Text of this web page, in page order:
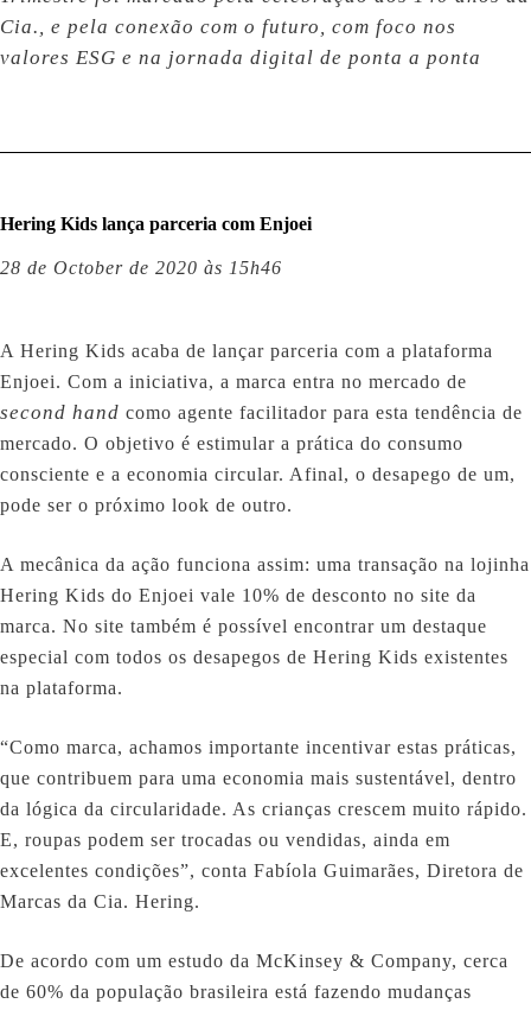
Cia., e pela conexão com o futuro, com foco nos
valores ESG e na jornada digital de ponta a ponta
Hering Kids lança parceria com Enjoei
28 de October de 2020 às 15h46
A Hering Kids acaba de lançar parceria com a plataforma
Enjoei. Com a iniciativa, a marca entra no mercado de
second hand como agente facilitador para esta tendência de
mercado. O objetivo é estimular a prática do consumo
consciente e a economia circular. Afinal, o desapego de um,
pode ser o próximo look de outro.
A mecânica da ação funciona assim: uma transação na lojinha
Hering Kids do Enjoei vale 10% de desconto no site da
marca. No site também é possível encontrar um destaque
especial com todos os desapegos de Hering Kids existentes
na plataforma.
“Como marca, achamos importante incentivar estas práticas,
que contribuem para uma economia mais sustentável, dentro
da lógica da circularidade. As crianças crescem muito rápido.
E, roupas podem ser trocadas ou vendidas, ainda em
excelentes condições”, conta Fabíola Guimarães, Diretora de
Marcas da Cia. Hering.
De acordo com um estudo da McKinsey & Company, cerca
de 60% da população brasileira está fazendo mudanças